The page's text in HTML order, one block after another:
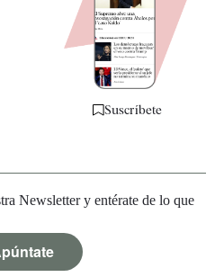
Suscríbete
Newsletter y entérate de lo que